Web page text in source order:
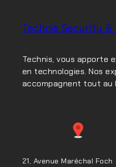
Technis Security &
Technis, vous apporte
en technologies. Nos
accompagnent tout au
21, Avenue Maréchal Foch